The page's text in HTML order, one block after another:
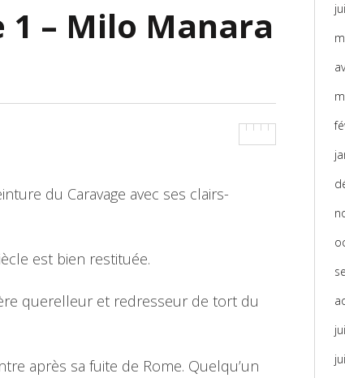
1 – Milo Manara
du Caravage avec ses clairs-
est bien restituée.
querelleur et redresseur de tort du
après sa fuite de Rome. Quelqu’un